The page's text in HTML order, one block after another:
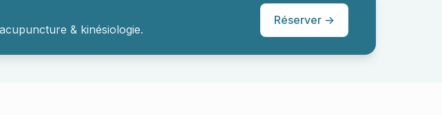
& kinésiologie.
Réserver →